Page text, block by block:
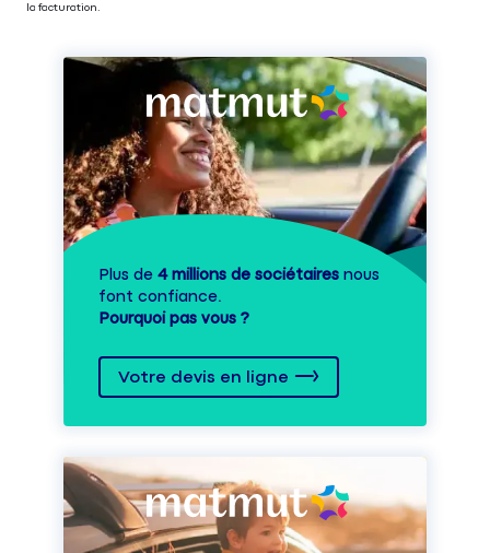
la facturation.
Plus de 4 millions de sociétaires nous
font confiance.
Pourquoi pas vous ?
Votre devis en ligne